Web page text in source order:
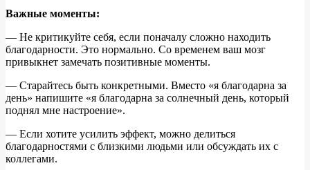
Важные моменты:
— Не критикуйте себя, если поначалу сложно находить
благодарности. Это нормально. Со временем ваш мозг
привыкнет замечать позитивные моменты.
— Старайтесь быть конкретными. Вместо «я благодарна за
день» напишите «я благодарна за солнечный день, который
поднял мне настроение».
— Если хотите усилить эффект, можно делиться
благодарностями с близкими людьми или обсуждать их с
коллегами.